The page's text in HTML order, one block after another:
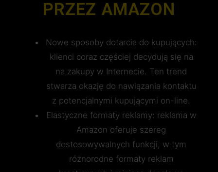
PRZEZ AMAZON
Nowe sposoby dotarcia do kupujących:
klienci coraz częściej decydują się na
na zakupy w Internecie. Ten trend
stwarza okazję do nawiązania kontaktu
z potencjalnymi kupującymi on-line.
Elastyczne formaty reklamy: reklama w
Amazon oferuje szereg
dostosowywalnych funkcji, w tym
różnorodne formaty reklam